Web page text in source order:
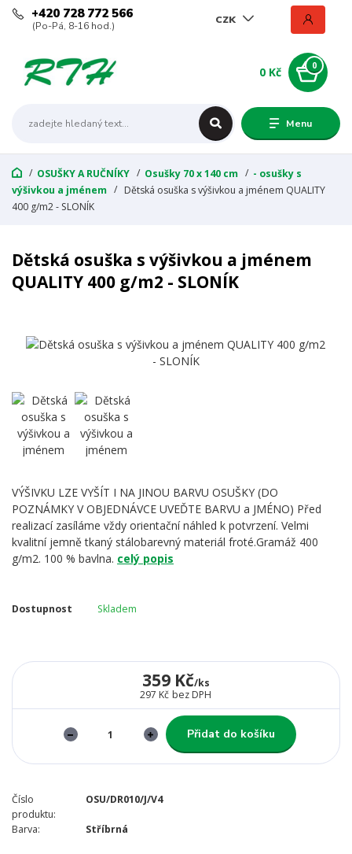
Menu
CZK
+420 728 772 566
(Po-Pá, 8-16 hod.)
0
0 Kč
OSUŠKY A RUČNÍKY Osušky 70 x 140 cm
- osušky s
výšivkou a jménem
Dětská osuška s výšivkou a jménem QUALITY
400 g/m2 - SLONÍK
Dětská osuška s výšivkou a jménem
QUALITY 400 g/m2 - SLONÍK
VÝŠIVKU LZE VYŠÍT I NA JINOU BARVU OSUŠKY (DO
POZNÁMKY V OBJEDNÁVCE UVEĎTE BARVU a JMÉNO) Před
realizací zasíláme vždy orientační náhled k potvrzení. Velmi
kvalitní jemně tkaný stálobarevný materiál froté.Gramáž 400
g/m2. 100 % bavlna. celý popis
Dostupnost Skladem
359 Kč/ks
297 Kč bez DPH
Přidat do košíku
Číslo
produktu:
OSU/DR010/J/V4
Barva: Stříbrná